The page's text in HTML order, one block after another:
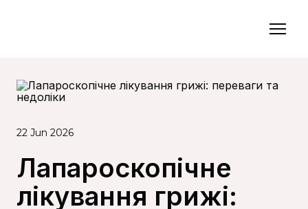
22 Jun 2026
Лапароскопічне
лікування грижі: